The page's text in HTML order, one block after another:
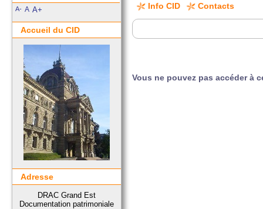
Info CID Contacts
Vous ne pouvez pas accéder à
A- A A+
Accueil du CID
Adresse
DRAC Grand Est
Documentation patrimoniale